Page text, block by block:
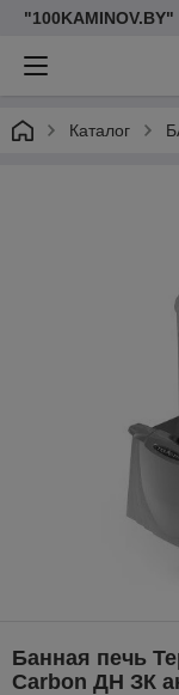
Каталог
Банная печь
Carbon ДН ЗК